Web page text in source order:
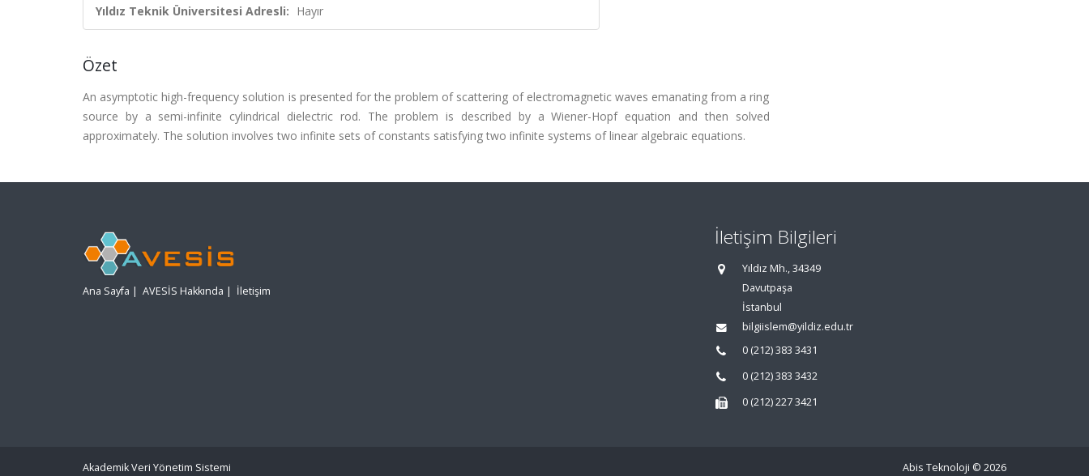
Yıldız Teknik Üniversitesi Adresli: Hayır
Özet
An asymptotic high-frequency solution is presented for the problem of scattering of electromagnetic waves emanating from a ring
source by a semi-infinite cylindrical dielectric rod. The problem is described by a Wiener-Hopf equation and then solved
approximately. The solution involves two infinite sets of constants satisfying two infinite systems of linear algebraic equations.
Ana Sayfa | AVESİS Hakkında | İletişim
İletişim Bilgileri
Yıldız Mh., 34349
Davutpaşa
İstanbul
bilgiislem@yildiz.edu.tr
0 (212) 383 3431
0 (212) 383 3432
0 (212) 227 3421
Akademik Veri Yönetim Sistemi Abis Teknoloji © 2026